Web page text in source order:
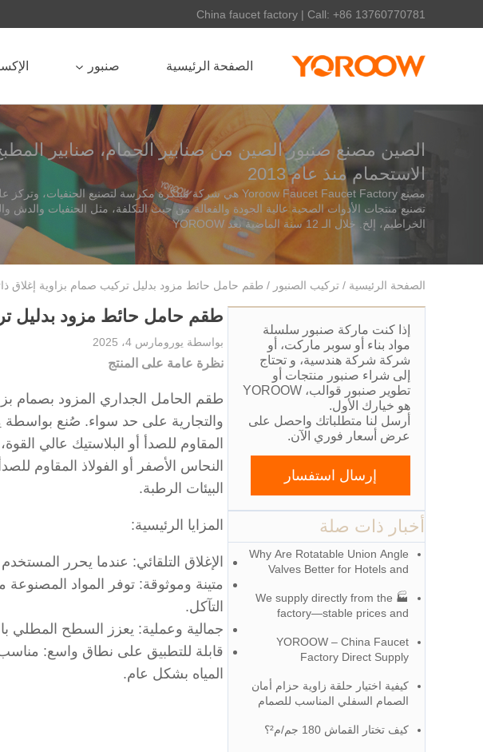
China faucet factory | Call: +86 13760770781
الصفحة الرئيسية صنبور
الصين مصنع صنبور الصين من صنابير الحمام، صنابير
الاستحمام منذ عام 2013
مصنع Yoroow Faucet Faucet Factory هي شركة مبتكرة مكرسة لتصنيع الحنفيات، وتركز على
تصنيع منتجات الأدوات الصحية عالية الجودة والفعالة من حيث التكلفة، مثل الحنفيات والدش
الخراطيم، إلخ. خلال الـ 12 سنة الماضية بعد YOROOW
الصفحة الرئيسية / تركيب الصنبور / طقم حامل حائط مزود بدليل تركيب صمام بزاوية إغلاق
إذا كنت ماركة صنبور سلسلة
مواد بناء أو سوبر ماركت، أو
شركة شركة هندسية، و تحتاج
إلى شراء صنبور منتجات أو
تطوير صنبور قوالب، YOROOW
هو خيارك الأول.
أرسل لنا متطلباتك واحصل على
عرض أسعار فوري الآن.
إرسال استفسار
أخبار ذات صلة
Why Are Rotatable Union Angle
Valves Better for Hotels and
🏭 We supply directly from the
factory—stable prices and
YOROOW – China Faucet
Factory Direct Supply
كيفية اختيار حلقة زاوية حزام أمان
الصمام السفلي المناسب للصمام
كيف تختار القماش 180 جم/م²؟
طقم حامل حائط مزود بدليل
بواسطة يورومارس 4، 2025
نظرة عامة على المنتج
طقم الحامل الجداري المزود بصمام
والتجارية على حد سواء. صُنع بواسطة
المقاوم للصدأ أو البلاستيك عالي
النحاس الأصفر أو الفولاذ المقاوم
البيئات الرطبة.
المزايا الرئيسية:
الإغلاق التلقائي: عندما يحرر
متينة وموثوقة: توفر المواد
التآكل.
جمالية وعملية: يعزز السطح المطلي
قابلة للتطبيق على نطاق واسع:
المياه بشكل عام.